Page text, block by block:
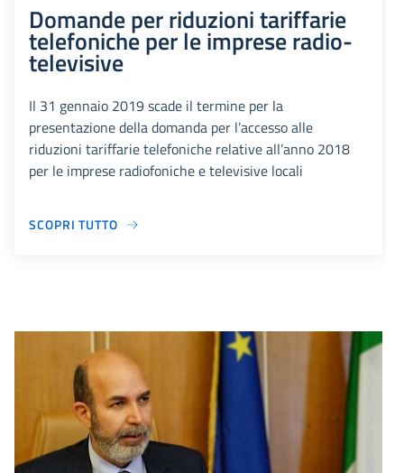
Domande per riduzioni tariffarie
telefoniche per le imprese radio-
televisive
Il 31 gennaio 2019 scade il termine per la
presentazione della domanda per l’accesso alle
riduzioni tariffarie telefoniche relative all’anno 2018
per le imprese radiofoniche e televisive locali
SCOPRI TUTTO